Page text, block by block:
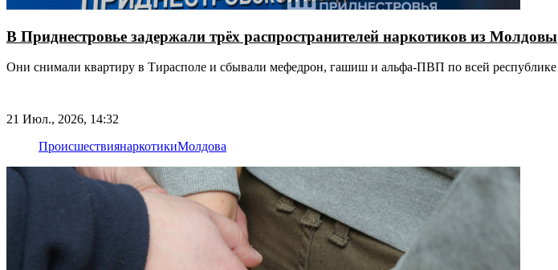
В Приднестровье задержали трёх распространителей наркотиков из Молдовы
Они снимали квартиру в Тирасполе и сбывали мефедрон, гашиш и альфа-ПВП по всей республике
21 Июл., 2026, 14:32
ПроисшествиянаркотикиМолдова